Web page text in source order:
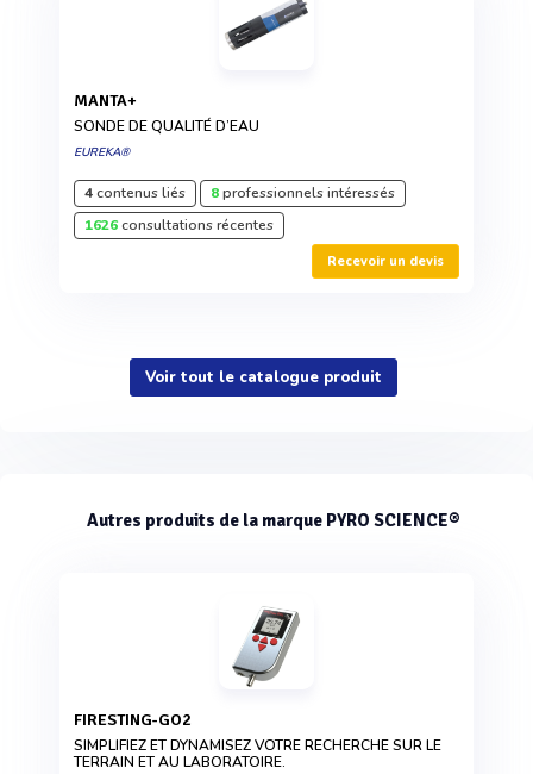
MANTA+
SONDE DE QUALITÉ D’EAU
EUREKA®
4contenus liés 8professionnels intéressés
1626consultations récentes
Recevoir un devis
Voir tout le catalogue produit
Autres produits de la marque PYRO SCIENCE®
FIRESTING-GO2
SIMPLIFIEZ ET DYNAMISEZ VOTRE RECHERCHE SUR LE
TERRAIN ET AU LABORATOIRE.